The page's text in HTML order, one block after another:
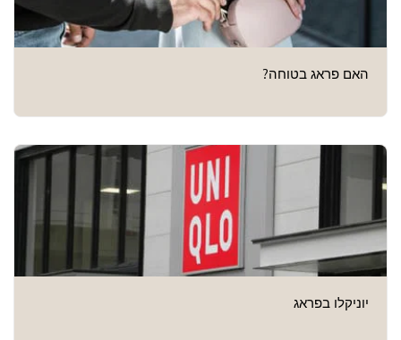
האם פראג בטוחה?
יוניקלו בפראג